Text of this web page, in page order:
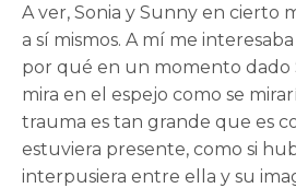
A ver, Sonia y Sunny en cierto
a sí mismos. A mí me
por qué en un momento dado
mira en el espejo como se
trauma es tan grande que es
estuviera presente, como si
interpusiera entre ella y su